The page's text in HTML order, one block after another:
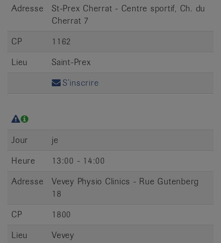
Adresse
St-Prex Cherrat - Centre sportif, Ch. du
Cherrat 7
CP
1162
Lieu
Saint-Prex
S’inscrire
Jour
je
Heure
13:00 - 14:00
Adresse
Vevey Physio Clinics - Rue Gutenberg
18
CP
1800
Lieu
Vevey